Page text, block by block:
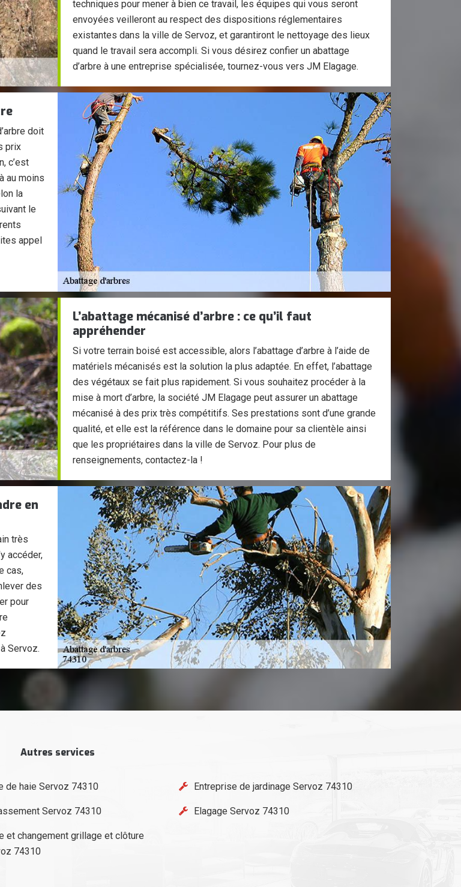
techniques pour mener à bien ce travail, les équipes qui vous seront
envoyées veilleront au respect des dispositions réglementaires
existantes dans la ville de Servoz, et garantiront le nettoyage des lieux
quand le travail sera accompli. Si vous désirez confier un abattage
d’arbre à une entreprise spécialisée, tournez-vous vers JM Elagage.
doit
prix
c’est
au moins
la
le
appel
L’abattage mécanisé d’arbre : ce qu’il faut
appréhender
Si votre terrain boisé est accessible, alors l’abattage d’arbre à l’aide de
matériels mécanisés est la solution la plus adaptée. En effet, l’abattage
des végétaux se fait plus rapidement. Si vous souhaitez procéder à la
mise à mort d’arbre, la société JM Elagage peut assurer un abattage
mécanisé à des prix très compétitifs. Ses prestations sont d’une grande
qualité, et elle est la référence dans le domaine pour sa clientèle ainsi
que les propriétaires dans la ville de Servoz. Pour plus de
renseignements, contactez-la !
en
très
accéder,
cas,
des
pour
Servoz.
Autres services
de haie Servoz 74310 Entreprise de jardinage Servoz 74310
Servoz 74310 Elagage Servoz 74310
et changement grillage et clôture
74310